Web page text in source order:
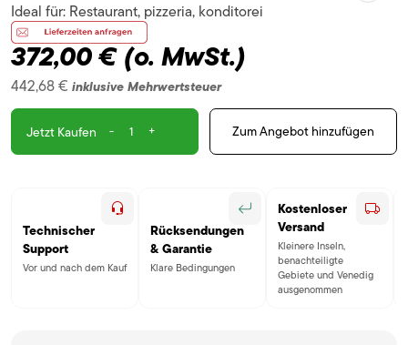
372,00 €(o. MwSt.)
442,68 € inklusive Mehrwertsteuer
Ideal für: Restaurant, pizzeria, konditorei
Jetzt Kaufen - + Zum Angebot hinzufügen
Technischer
Support
Vor und nach dem Kauf
Rücksendungen
& Garantie
Klare Bedingungen
Kostenloser
Versand
Kleinere Inseln,
benachteiligte
Gebiete und Venedig
ausgenommen